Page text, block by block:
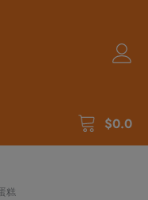
$0.0
糕